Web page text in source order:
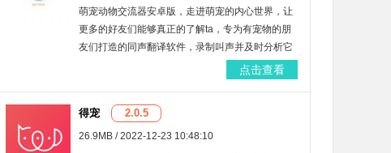
萌宠动物交流器安卓版，走进萌宠的内心世界，让
更多的好友们能够真正的了解ta，专为有宠物的朋
友们打造的同声翻译软件，录制叫声并及时分析它
的意思，翻译你听的懂的语言，更贴心的陪伴ta。
点击查看
得宠 2.0.5
26.9MB / 2022-12-23 10:48:10